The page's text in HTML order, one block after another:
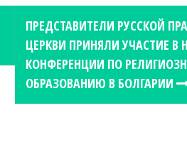
ПРЕДСТАВИТЕЛИ РУССКОЙ
ЦЕРКВИ ПРИНЯЛИ УЧАСТИЕ
КОНФЕРЕНЦИИ ПО
ОБРАЗОВАНИЮ В БОЛГАРИИ